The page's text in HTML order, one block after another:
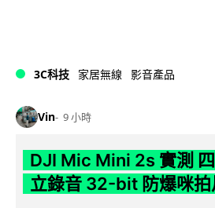
3C科技 家居無線 影音產品
Vin 9 小時
DJI Mic Mini 2s 實測
立錄音 32-bit 防爆咪拍